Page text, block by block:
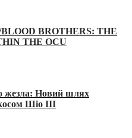
BROTHERS: THE
THE OCU
жезла: Новий шлях
Шіо III